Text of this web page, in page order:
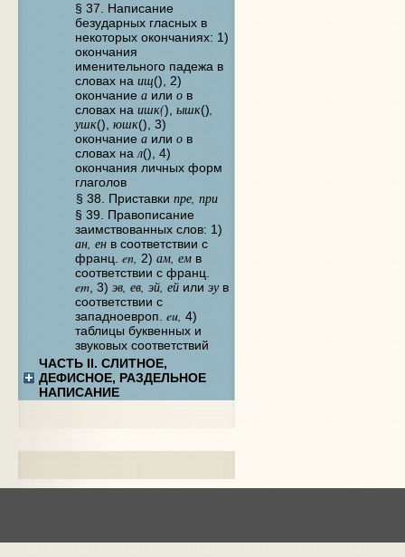
§ 37. Написание
безударных гласных в
некоторых окончаниях: 1)
окончания
именительного падежа в
словах на ищ(), 2)
окончание аили ов
словах на ишк(), ышк(),
ушк(), юшк(), 3)
окончание аили ов
словах на л(), 4)
окончания личных форм
глаголов
§ 38. Приставки пре, при
§ 39. Правописание
заимствованных слов: 1)
ан, енв соответствии с
франц. en, 2) ам, емв
соответствии с франц.
em, 3) эв, ев, эй, ейили эув
соответствии с
западноевроп. eu, 4)
таблицы буквенных и
звуковых соответствий
ЧАСТЬ II. СЛИТНОЕ,
ДЕФИСНОЕ, РАЗДЕЛЬНОЕ
НАПИСАНИЕ